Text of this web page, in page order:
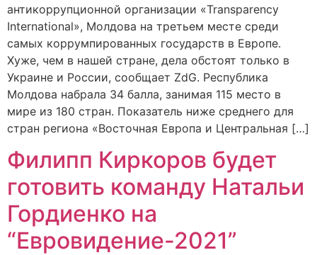
антикоррупционной организации «Transparency
International», Молдова на третьем месте среди
самых коррумпированных государств в Европе.
Хуже, чем в нашей стране, дела обстоят только в
Украине и России, сообщает ZdG. Республика
Молдова набрала 34 балла, занимая 115 место в
мире из 180 стран. Показатель ниже среднего для
стран региона «Восточная Европа и Центральная […]
Филипп Киркоров будет
готовить команду Натальи
Гордиенко на
“Евровидение-2021”